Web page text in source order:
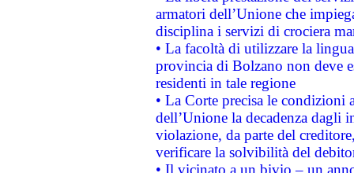
armatori dell’Unione che
disciplina i servizi di crociera
• La facoltà di utilizzare la
provincia di Bolzano non deve
residenti in tale regione
• La Corte precisa le
dell’Unione la decadenza dagli
violazione, da parte del
verificare la solvibilità del
• Il vicinato a un bivio – un